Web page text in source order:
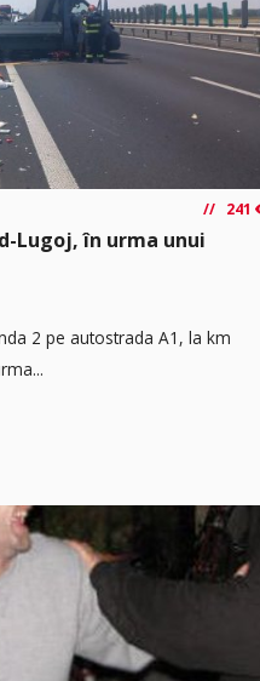
241
Lugoj, în urma unui
2 pe autostrada A1, la km